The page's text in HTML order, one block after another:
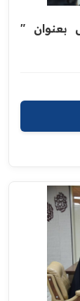
بعنوان "